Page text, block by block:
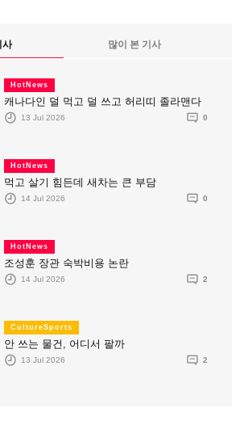
사 많이 본 기사
HotNews
캐나다인 덜 먹고 덜 쓰고 허리띠 졸라맨다
13 Jul 2026 0
HotNews
먹고 살기 힘든데 새차는 큰 부담
14 Jul 2026 0
HotNews
조성훈 장관 숙박비용 논란
14 Jul 2026 2
CultureSports
안 쓰는 물건, 어디서 팔까
13 Jul 2026 2